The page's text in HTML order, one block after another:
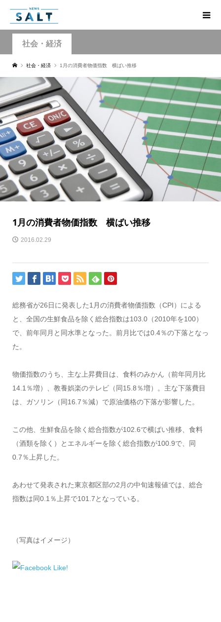
社会・経済
社会・経済 1月の消費者物価指数 横ばい推移
1月の消費者物価指数 横ばい推移
2016.02.29
総務省が26日に発表した1月の消費者物価指数（CPI）による
と、全国の生鮮食品を除く総合指数は103.0（2010年を100）
で、前年同月と同水準となった。前月比では0.4％の下落となっ
た。
物価指数のうち、主な上昇費目は、食料のみかん（前年同月比
14.1％増）、教養娯楽のテレビ（同15.8％増）。主な下落費目
は、ガソリン（同16.7％減）で原油価格の下落が影響した。
この他、生鮮食品を除く総合指数が102.6で横ばい推移、食料
（酒類を除く）とエネルギーを除く総合指数が100.9で、同
0.7％上昇した。
あわせて発表された東京都区部の2月の中旬速報値では、総合
指数は同0.1％上昇で101.7となっている。
（写真はイメージ）